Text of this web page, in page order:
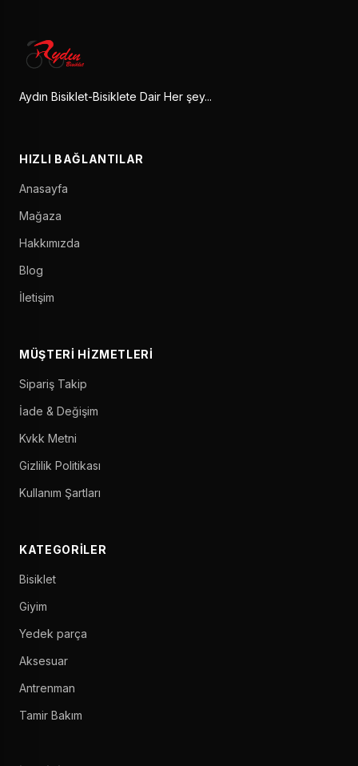
Aydın Bisiklet-Bisiklete Dair Her şey...
HIZLI BAĞLANTILAR
Anasayfa
Mağaza
Hakkımızda
Blog
İletişim
MÜŞTERI HIZMETLERI
Sipariş Takip
İade & Değişim
Kvkk Metni
Gizlilik Politikası
Kullanım Şartları
KATEGORILER
Bisiklet
Giyim
Yedek parça
Aksesuar
Antrenman
Tamir Bakım